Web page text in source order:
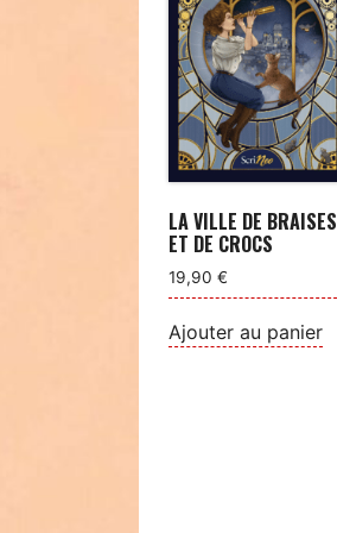
LA VILLE DE BRAISES
ET DE CROCS
19,90 €
Ajouter au panier